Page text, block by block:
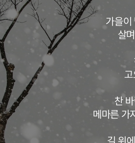
가을이
살
찬
메마른 가
길 위